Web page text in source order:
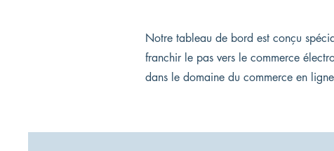
Notre tableau de bord est conçu
franchir le pas vers le commerce
dans le domaine du commerce en